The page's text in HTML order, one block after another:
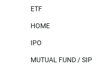
ETF
HOME
IPO
MUTUAL FUND / SIP